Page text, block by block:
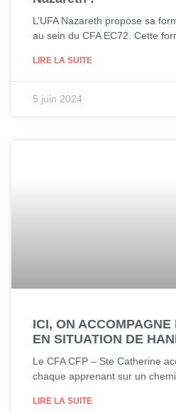
L’UFA Nazareth propose sa
au sein du CFA EC72. Cette
LIRE LA SUITE
5 juin 2024
ICI, ON
EN SITUATION DE
Le CFA CFP – Ste Catherine
chaque apprenant sur un
LIRE LA SUITE